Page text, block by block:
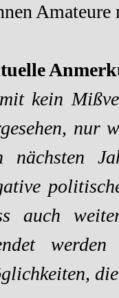
kein
nur
nächsten
auch